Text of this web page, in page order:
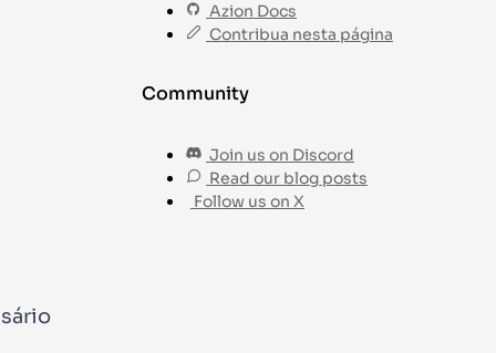
Azion Docs
Contribua nesta página
Community
Join us on Discord
Read our blog posts
Follow us on X